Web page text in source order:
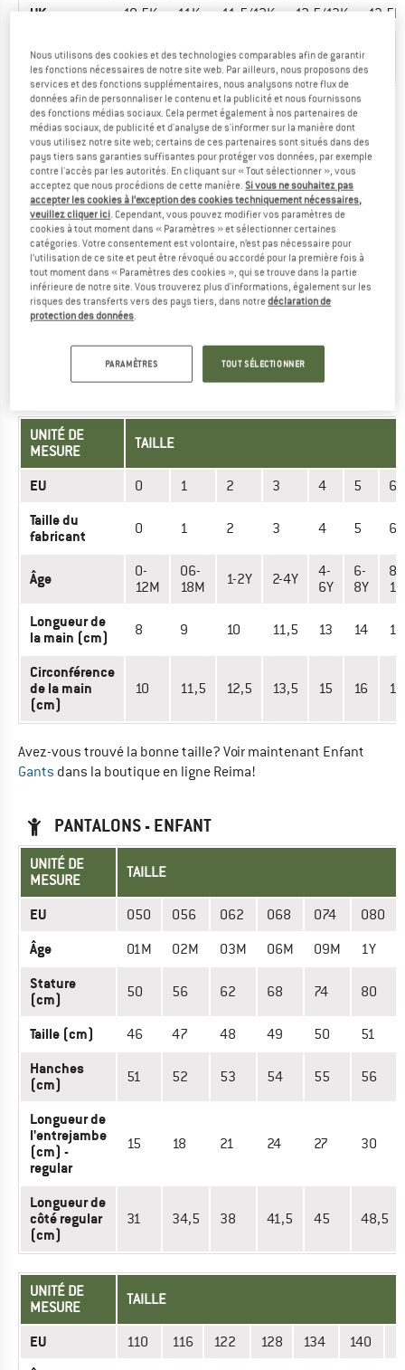
UK 10,5K 11K 11,5/12K 12,5/13K 13,5K
Mondopoint
(mm)
169-
174
175-
181
182-188 189-194
UNITÉ DE
MESURE
TAILLE
EU 38 39 40 41 42
UK 6 6,5 7 7,5 8
Mondopoint
(mm)
236-
242
243-
249
250-
255
256-
263
264-
270
Avez-vous trouvé la bonne taille? Voir maintenant Enfant
Chaussures outdoor
boutique en ligne Reima!
UNITÉ DE
MESURE
TAILLE
EU 0 1 2 3 4 5 6
Taille du
fabricant
0 1 2 3 4 5 6
Âge
0-
12M
06-
18M
1-2Y 2-4Y
4-
6Y
6-
8Y
8-
Longueur de
la main (cm)
8 9 10 11,5 13 14 15
Circonférence
de la main
(cm)
10 11,5 12,5 13,5 15 16 17
Avez-vous trouvé la bonne taille? Voir maintenant Enfant
Gants dans la boutique en ligne Reima!
PANTALONS - ENFANT
UNITÉ DE
MESURE
TAILLE
EU 050 056 062 068 074 080
Âge 01M 02M 03M 06M 09M 1Y
Stature
(cm)
50 56 62 68 74 80
Taille (cm) 46 47 48 49 50 51
Hanches
(cm)
51 52 53 54 55 56
Longueur de
l'entrejambe
(cm) -
regular
15 18 21 24 27 30
Longueur de
côté regular
(cm)
31 34,5 38 41,5 45 48,5
UNITÉ DE
MESURE
TAILLE
EU 110 116 122 128 134 140
Nous utilisons des cookies et des technologies comparables afin de garantir
les fonctions nécessaires de notre site web. Par ailleurs, nous proposons des
services et des fonctions supplémentaires, nous analysons notre flux de
données afin de personnaliser le contenu et la publicité et nous fournissons
des fonctions médias sociaux. Cela permet également à nos partenaires de
médias sociaux, de publicité et d'analyse de s'informer sur la manière dont
vous utilisez notre site web; certains de ces partenaires sont situés dans des
pays tiers sans garanties suffisantes pour protéger vos données, par exemple
contre l'accès par les autorités. En cliquant sur « Tout sélectionner », vous
acceptez que nous procédions de cette manière.Si vous ne souhaitez pas
accepter les cookies à l’exception des cookies techniquement nécessaires,
veuillez cliquer ici. Cependant, vous pouvez modifier vos paramètres de
cookies à tout moment dans « Paramètres » et sélectionner certaines
catégories. Votre consentement est volontaire, n’est pas nécessaire pour
l’utilisation de ce site et peut être révoqué ou accordé pour la première fois à
tout moment dans « Paramètres des cookies », qui se trouve dans la partie
inférieure de notre site. Vous trouverez plus d'informations, également sur les
risques des transferts vers des pays tiers, dans notredéclaration de
protection des données.
PARAMÈTRES TOUT SÉLECTIONNER